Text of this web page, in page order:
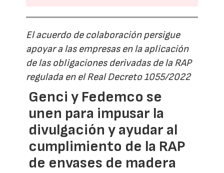
El acuerdo de colaboración persigue
apoyar a las empresas en la aplicación
de las obligaciones derivadas de la RAP
regulada en el Real Decreto 1055/2022
Genci y Fedemco se
unen para impusar la
divulgación y ayudar al
cumplimiento de la RAP
de envases de madera